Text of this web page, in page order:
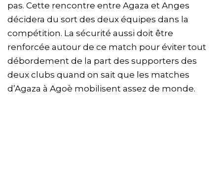
pas. Cette rencontre entre Agaza et Anges
décidera du sort des deux équipes dans la
compétition. La sécurité aussi doit être
renforcée autour de ce match pour éviter tout
débordement de la part des supporters des
deux clubs quand on sait que les matches
d’Agaza à Agoè mobilisent assez de monde.